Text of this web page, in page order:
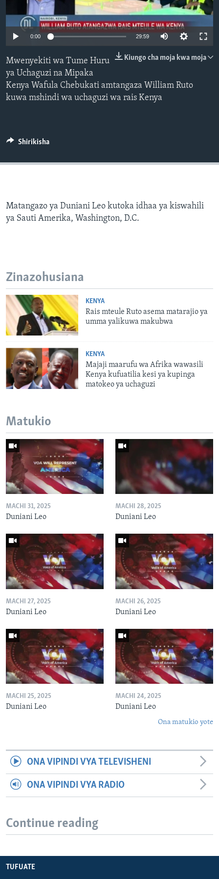
0:00 29:59
Kiungo cha moja kwa moja
Mwenyekiti wa Tume Huru
ya Uchaguzi na Mipaka
Kenya Wafula Chebukati amtangaza William Ruto
kuwa mshindi wa uchaguzi wa rais Kenya
Shirikisha
Matangazo ya Duniani Leo kutoka idhaa ya kiswahili
ya Sauti Amerika, Washington, D.C.
Zinazohusiana
KENYA
Rais mteule Ruto asema matarajio ya
umma yalikuwa makubwa
KENYA
Majaji maarufu wa Afrika wawasili
Kenya kufuatilia kesi ya kupinga
matokeo ya uchaguzi
Matukio
MACHI 31, 2025
Duniani Leo
MACHI 28, 2025
Duniani Leo
MACHI 27, 2025
Duniani Leo
MACHI 26, 2025
Duniani Leo
MACHI 25, 2025
Duniani Leo
MACHI 24, 2025
Duniani Leo
Ona matukio yote
ONA VIPINDI VYA TELEVISHENI
ONA VIPINDI VYA RADIO
Continue reading
TUFUATE